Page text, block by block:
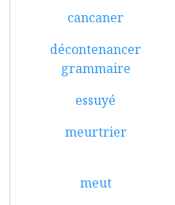
cancaner
décontenancer
grammaire
essuyé
meurtrier
meut